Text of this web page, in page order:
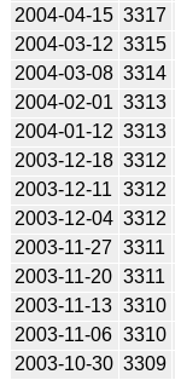
2004-04-15 3317
2004-03-12 3315
2004-03-08 3314
2004-02-01 3313
2004-01-12 3313
2003-12-18 3312
2003-12-11 3312
2003-12-04 3312
2003-11-27 3311
2003-11-20 3311
2003-11-13 3310
2003-11-06 3310
2003-10-30 3309